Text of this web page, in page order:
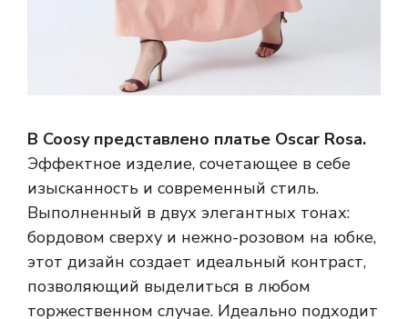
В Coosy представлено платье Oscar Rosa.
Эффектное изделие, сочетающее в себе
изысканность и современный стиль.
Выполненный в двух элегантных тонах:
бордовом сверху и нежно-розовом на юбке,
этот дизайн создает идеальный контраст,
позволяющий выделиться в любом
торжественном случае. Идеально подходит